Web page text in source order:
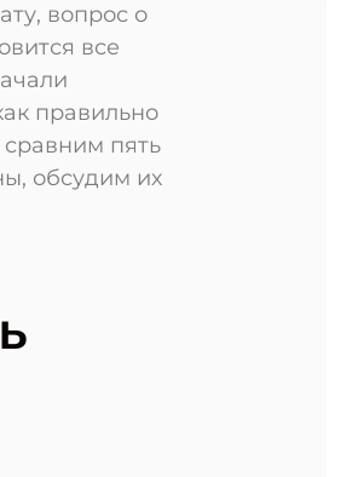
вопрос о
все
правильно
пять
обсудим их